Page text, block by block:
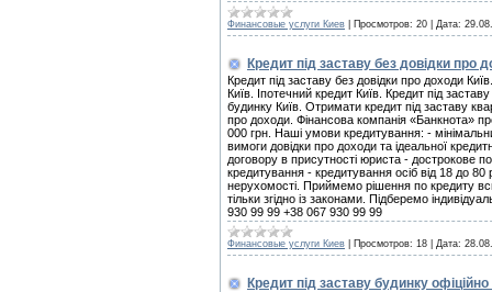
Финансовые услуги Киев Просмотров: 20 Дата:
Кредит під заставу без довідки про
Кредит під заставу без довідки про доходи
Київ. Іпотечний кредит Київ. Кредит під
будинку Київ. Отримати кредит під заставу
про доходи. Фінансова компанія «Банкнота»
000 грн. Наші умови кредитування: -
вимоги довідки про доходи та ідеальної
договору в присутності юриста - дострокове
кредитування - кредитування осіб від 18 до 80
нерухомості. Приймемо рішення по кредиту
тільки згідно із законами. Підберемо
930 99 99 +38 067 930 99 99
Финансовые услуги Киев Просмотров: 18 Дата:
Кредит під заставу будинку